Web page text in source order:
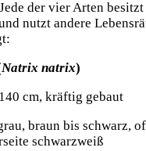
der vier Arten
nutzt andere
Natrix natrix)
cm, kräftig gebaut
braun bis schwarz,
schwarzweiß